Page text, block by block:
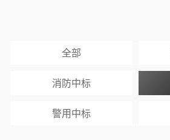
全部
消防中标
警用中标